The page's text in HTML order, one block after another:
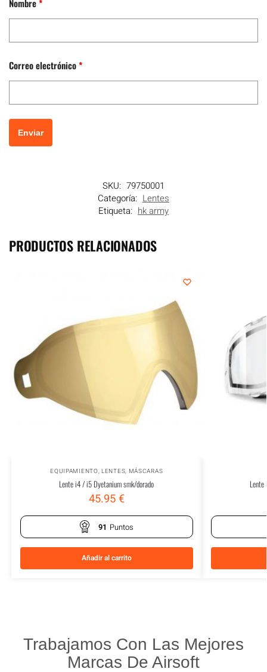
Nombre*
Correo electrónico*
SKU: 79750001
Categoría: Lentes
Etiqueta: hk army
PRODUCTOS RELACIONADOS
EQUIPAMIENTO,LENTES, MÁSCARAS
Lente i4 / i5 Dyetanium smk/dorado
45.95€
91 Puntos
Añadir al carrito
Lente
Trabajamos Con Las Mejores
Marcas De Airsoft